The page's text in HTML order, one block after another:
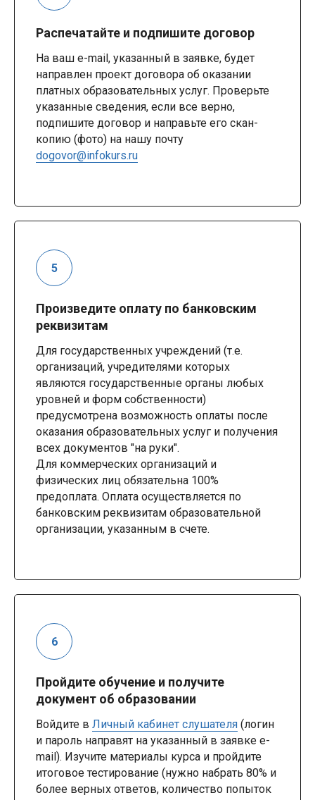
Распечатайте и подпишите договор
На ваш e-mail, указанный в заявке, будет
направлен проект договора об оказании
платных образовательных услуг. Проверьте
указанные сведения, если все верно,
подпишите договор и направьте его скан-
копию (фото) на нашу почту
dogovor@infokurs.ru
Произведите оплату по банковским
реквизитам
Для государственных учреждений (т.е.
организаций, учредителями которых
являются государственные органы любых
уровней и форм собственности)
предусмотрена возможность оплаты после
оказания образовательных услуг и получения
всех документов "на руки".
Для коммерческих организаций и
физических лиц обязательна 100%
предоплата. Оплата осуществляется по
банковским реквизитам образовательной
организации, указанным в счете.
Пройдите обучение и получите
документ об образовании
Войдите в Личный кабинет слушателя (логин
и пароль направят на указанный в заявке e-
mail). Изучите материалы курса и пройдите
итоговое тестирование (нужно набрать 80% и
более верных ответов, количество попыток